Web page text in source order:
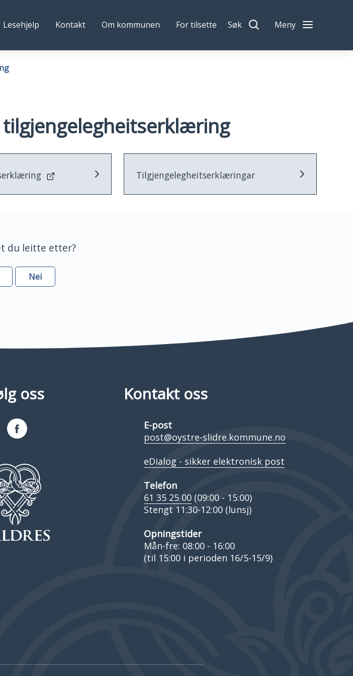
Lesehjelp Kontakt Om kommunen For tilsette Søk Meny
Tilgjengelegheitserklæringar
du leitte etter?
Nei
oss
Facebook
Kontakt oss
E-post
post@oystre-slidre.kommune.no
eDialog - sikker elektronisk post
Telefon
61 35 25 00 (09:00 - 15:00)
Stengt 11:30-12:00 (lunsj)
Opningstider
Mån-fre: 08:00 - 16:00
(til 15:00 i perioden 16/5-15/9)